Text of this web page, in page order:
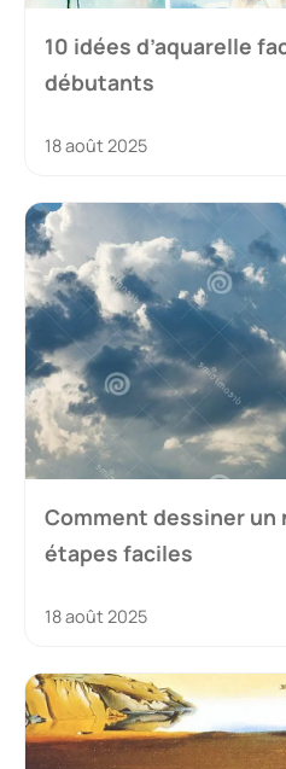
10 idées d’aquarelle
débutants
18 août 2025
Comment dessiner un
étapes faciles
18 août 2025